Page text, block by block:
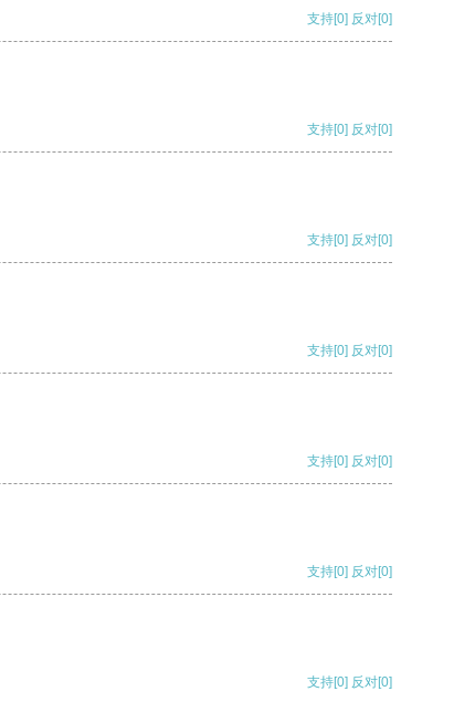
支持[0] 反对[0]
支持[0] 反对[0]
支持[0] 反对[0]
支持[0] 反对[0]
支持[0] 反对[0]
支持[0] 反对[0]
支持[0] 反对[0]